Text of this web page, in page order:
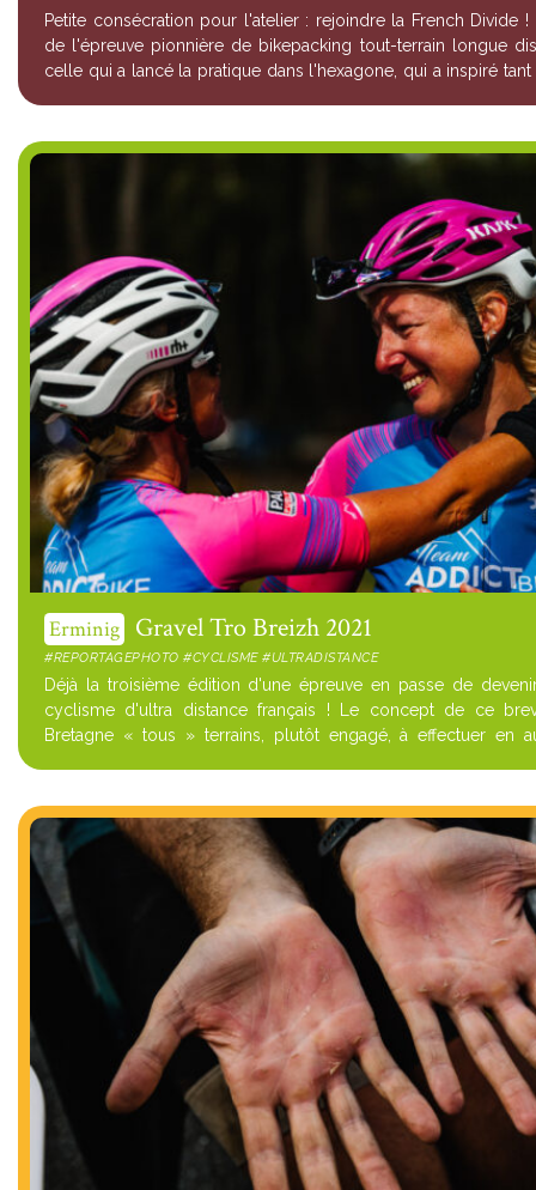
Petite consécration pour l'atelier : rejoindre la French Divide
de l'épreuve pionnière de bikepacking tout-terrain longue
celle qui a lancé la pratique dans l'hexagone, qui a inspiré
Erminig Gravel Tro Breizh 2021
#REPORTAGEPHOTO #CYCLISME #ULTRADISTANCE
Déjà la troisième édition d'une épreuve en passe de
cyclisme d'ultra distance français ! Le concept de ce
Bretagne « tous » terrains, plutôt engagé, à effectuer en